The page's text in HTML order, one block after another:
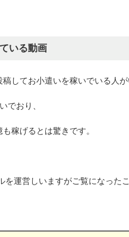
いる動画
してお小遣いを稼いでいる人が
でおり、
稼げるとは驚きです。
運営しいますがご覧になった